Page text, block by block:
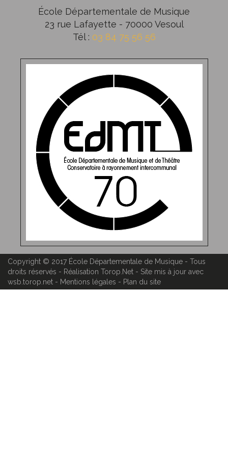
École Départementale de Musique
23 rue Lafayette - 70000 Vesoul
Tél : 03 84 75 56 56
Copyright © 2017 École Départementale de Musique - Tous
droits réservés - Réalisation Torop.Net - Site mis à jour avec
wsb.torop.net - Mentions légales - Plan du site